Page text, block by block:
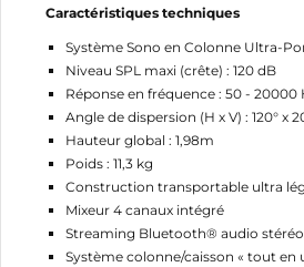
Caractéristiques techniques
Système Sono en Colonne Ultra-
Niveau SPL maxi (crête) : 120 dB
Réponse en fréquence : 50 - 20000
Angle de dispersion (H x V) : 120° x
Hauteur global : 1,98m
Poids : 11,3 kg
Construction transportable ultra
Mixeur 4 canaux intégré
Streaming Bluetooth® audio stéréo
Système colonne/caisson « tout en